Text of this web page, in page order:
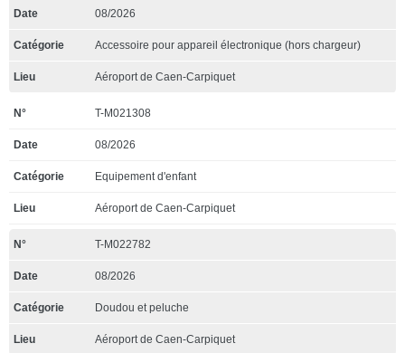
08/2026
Accessoire pour appareil électronique (hors chargeur)
Aéroport de Caen-Carpiquet
T-M021308
08/2026
Equipement d'enfant
Aéroport de Caen-Carpiquet
T-M022782
08/2026
Doudou et peluche
Aéroport de Caen-Carpiquet